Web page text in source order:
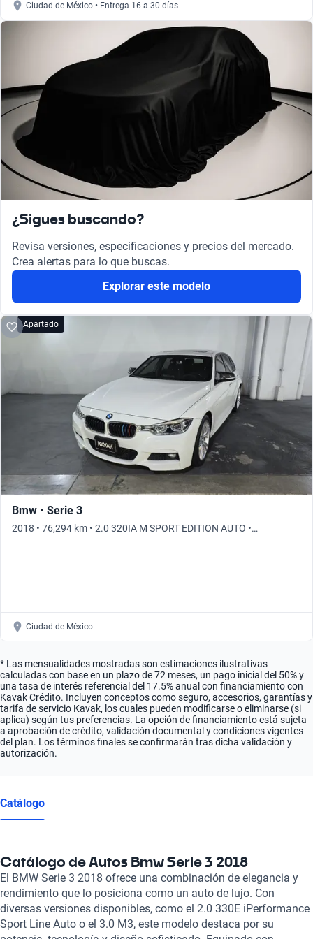
Ciudad de México • Entrega 16 a 30 días
¿Sigues buscando?
Revisa versiones, especificaciones y precios del mercado.
Crea alertas para lo que buscas.
Explorar este modelo
Apartado
Bmw • Serie 3
2018 • 76,294 km • 2.0 320IA M SPORT EDITION AUTO •
Automático
Ciudad de México
* Las mensualidades mostradas son estimaciones ilustrativas
calculadas con base en un plazo de 72 meses, un pago inicial del 50% y
una tasa de interés referencial del 17.5% anual con financiamiento con
Kavak Crédito. Incluyen conceptos como seguro, accesorios, garantías y
tarifa de servicio Kavak, los cuales pueden modificarse o eliminarse (si
aplica) según tus preferencias. La opción de financiamiento está sujeta
a aprobación de crédito, validación documental y condiciones vigentes
del plan. Los términos finales se confirmarán tras dicha validación y
autorización.
Catálogo
Catálogo de Autos Bmw Serie 3 2018
El BMW Serie 3 2018 ofrece una combinación de elegancia y
rendimiento que lo posiciona como un auto de lujo. Con
diversas versiones disponibles, como el 2.0 330E iPerformance
Sport Line Auto o el 3.0 M3, este modelo destaca por su